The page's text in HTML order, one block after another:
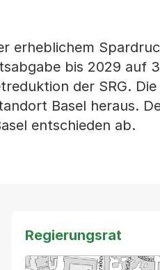
erheblichem
bis 2029 auf
der SRG.
Basel heraus.
entschieden ab.
Regierungsrat